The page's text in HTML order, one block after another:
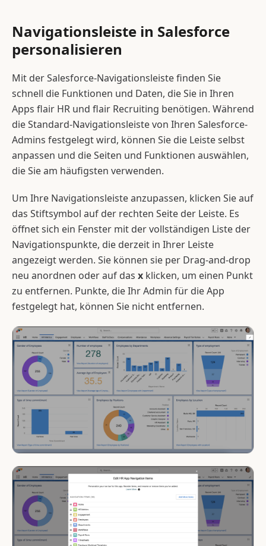
Navigationsleiste in Salesforce
personalisieren
Mit der Salesforce-Navigationsleiste finden Sie
schnell die Funktionen und Daten, die Sie in Ihren
Apps flair HR und flair Recruiting benötigen. Während
die Standard-Navigationsleiste von Ihren Salesforce-
Admins festgelegt wird, können Sie die Leiste selbst
anpassen und die Seiten und Funktionen auswählen,
die Sie am häufigsten verwenden.
Um Ihre Navigationsleiste anzupassen, klicken Sie auf
das Stiftsymbol auf der rechten Seite der Leiste. Es
öffnet sich ein Fenster mit der vollständigen Liste der
Navigationspunkte, die derzeit in Ihrer Leiste
angezeigt werden. Sie können sie per Drag-and-drop
neu anordnen oder auf das x klicken, um einen Punkt
zu entfernen. Punkte, die Ihr Admin für die App
festgelegt hat, können Sie nicht entfernen.